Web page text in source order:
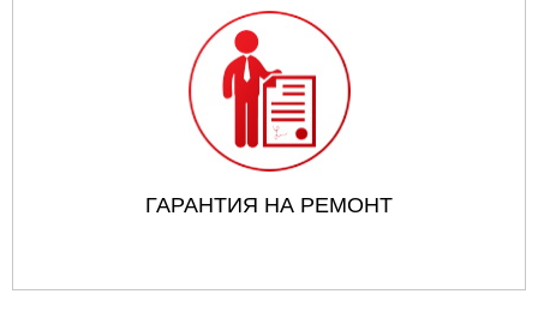
ГАРАНТИЯ НА РЕМОНТ